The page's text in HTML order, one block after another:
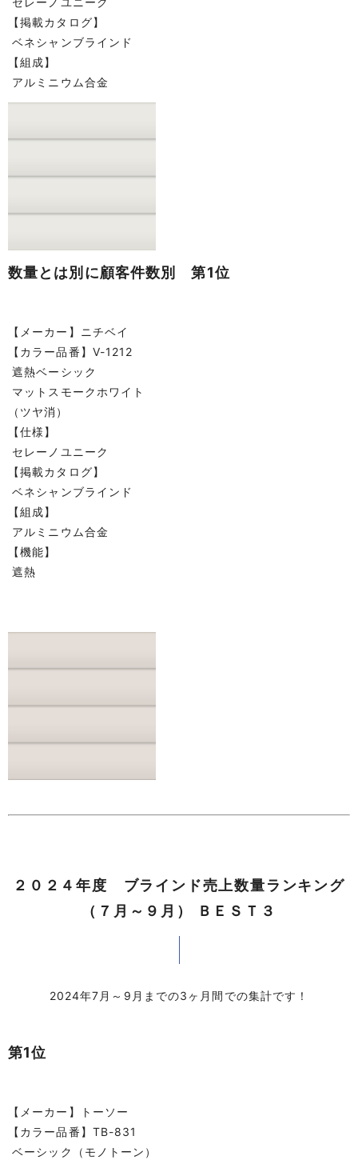
【掲載カタログ】
ベネシャンブラインド
【組成】
アルミニウム合金
数量とは別に顧客件数別 第1位
【メーカー】ニチベイ
【カラー品番】V-1212
遮熱ベーシック
マットスモークホワイト
（ツヤ消）
【仕様】
セレーノユニーク
【掲載カタログ】
ベネシャンブラインド
【組成】
アルミニウム合金
【機能】
遮熱
２０２４年度 ブラインド売上数量ランキング
（７月～９月） ＢＥＳＴ３
2024年7月～9月までの3ヶ月間での集計です！
第1位
【メーカー】トーソー
【カラー品番】TB-831
ベーシック（モノトーン）